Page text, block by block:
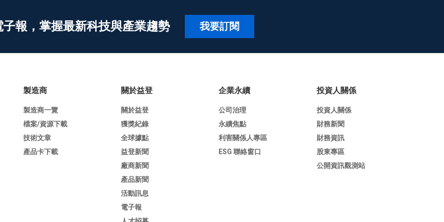
子報，掌握最新科技與產業趨勢 我要訂閱
製造商
製造商一覽
檔案/資源下載
技術文章
產品卡下載
關於益登
關於益登
獲獎紀錄
全球據點
益登新聞
廠商新聞
產品新聞
活動訊息
電子報
企業永續
公司治理
永續焦點
利害關係人專區
ESG 聯絡窗口
投資人關係
投資人關係
財務新聞
財務資訊
股東專區
公開資訊觀測站